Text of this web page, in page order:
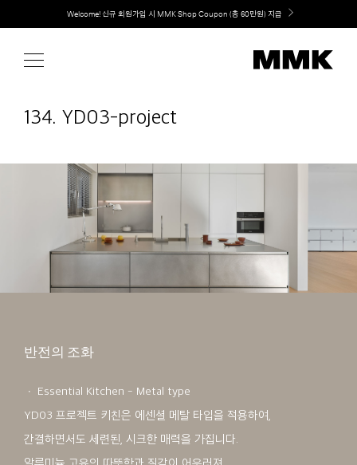
content
취향대로 완성하는 커스텀 아일랜드 키친, MMK The Island 출시
134. YD03-project
반전의 조화
ㆍ Essential Kitchen - Metal type
YD03 프로젝트 키친은 에센셜 메탈 타입을 적용하여,
간결하면서도 세련된, 시크한 매력을 가집니다.
알루미늄 고유의 따뜻함과 질감이 어우러져